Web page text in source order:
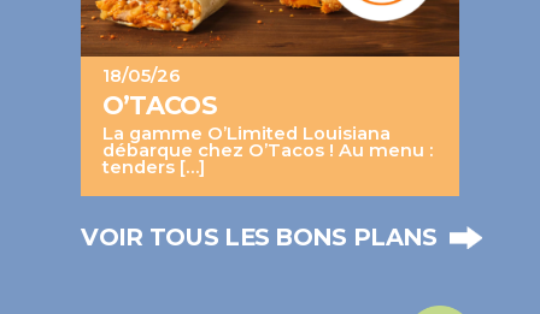
18/05/26
O’TACOS
La gamme O’Limited Louisiana
débarque chez O’Tacos ! Au menu :
tenders […]
VOIR TOUS LES BONS PLANS